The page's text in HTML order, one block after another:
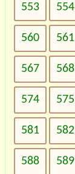
553 554
560 561
567 568
574 575
581 582
588 589